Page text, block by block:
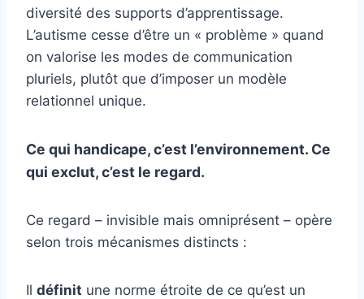
diversité des supports d’apprentissage.
L’autisme cesse d’être un « problème » quand
on valorise les modes de communication
pluriels, plutôt que d’imposer un modèle
relationnel unique.
Ce qui handicape, c’est l’environnement. Ce
qui exclut, c’est le regard.
Ce regard – invisible mais omniprésent – opère
selon trois mécanismes distincts :
Il définit une norme étroite de ce qu’est un